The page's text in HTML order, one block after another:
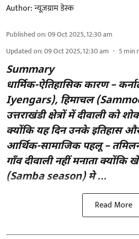
Author:न्यूज़ग्राम डेस्क
Published on:09 Oct 2025, 12:30 am
Updated on:09 Oct 2025, 12:30 am 5min
Summary
धार्मिक-ऐतिहासिक कारण –
Iyengars), हिमाचल
उत्तराखंडी क्षेत्रों में दीवाली को
क्योंकि यह दिन उनके इतिहास और
आर्थिक-सामाजिक पहलू –
गाँव दीवाली नहीं मनाता क्योंकि
(Samba season) मे ...
Read More